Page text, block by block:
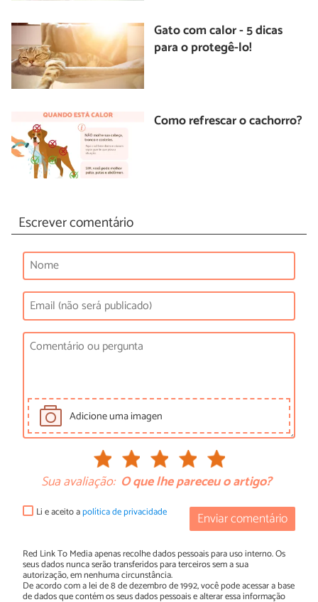
Gato com calor - 5 dicas
para o protegê-lo!
Como refrescar o cachorro?
Escrever comentário
Adicione uma imagen
Sua avaliação: O que lhe pareceu o artigo?
Enviar comentário
Li e aceito apolítica de privacidade
Red Link To Media apenas recolhe dados pessoais para uso interno. Os
seus dados nunca serão transferidos para terceiros sem a sua
autorização, em nenhuma circunstância.
De acordo com a lei de 8 de dezembro de 1992, você pode acessar a base
de dados que contém os seus dados pessoais e alterar essa informação